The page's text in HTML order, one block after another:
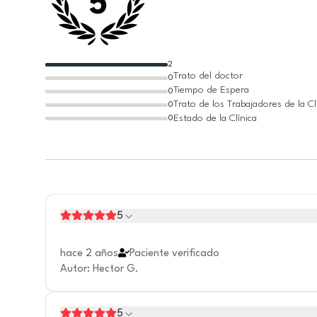
0
0
0
0
2
Trato del doctor
Tiempo de Espera
Trato de los Trabajadores de la
Estado de la Clínica
5
hace 2 años
Paciente verificado
Autor: Hector G.
5